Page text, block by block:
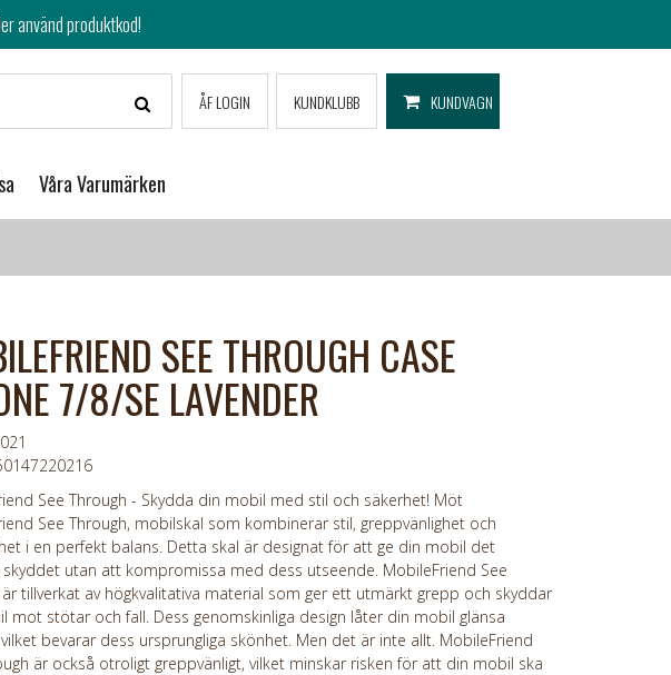
produktkod!
ÅF LOGIN KUNDKLUBB KUNDVAGN
Våra Varumärken
SEE THROUGH CASE
7/8/SE LAVENDER
See Through - Skydda din mobil med stil och säkerhet! Möt
See Through, mobilskal som kombinerar stil, greppvänlighet och
i en perfekt balans. Detta skal är designat för att ge din mobil det
utan att kompromissa med dess utseende. MobileFriend See
är tillverkat av högkvalitativa material som ger ett utmärkt grepp och skyddar
mot stötar och fall. Dess genomskinliga design låter din mobil glänsa
bevarar dess ursprungliga skönhet. Men det är inte allt. MobileFriend
är också otroligt greppvänligt, vilket minskar risken för att din mobil ska